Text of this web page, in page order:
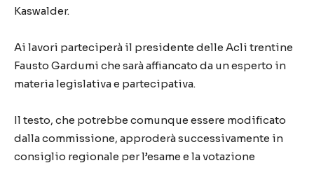
Kaswalder.
Ai lavori parteciperà il presidente delle Acli trentine
Fausto Gardumi che sarà affiancato da un esperto in
materia legislativa e partecipativa.
Il testo, che potrebbe comunque essere modificato
dalla commissione, approderà successivamente in
consiglio regionale per l’esame e la votazione